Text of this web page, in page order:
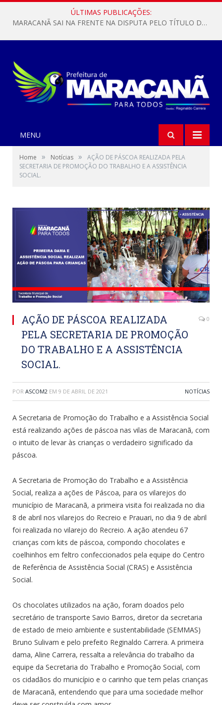
ÚLTIMAS PUBLICAÇÕES:
MARACANÃ SAI NA FRENTE NA DISPUTA PELO TÍTULO DA COPA PARÁ SUB-17!
MENU
Home » Notícias »
AÇÃO DE PÁSCOA REALIZADA PELA
SECRETARIA DE PROMOÇÃO DO TRABALHO E A ASSISTÊNCIA
SOCIAL.
AÇÃO DE PÁSCOA REALIZADA
PELA SECRETARIA DE PROMOÇÃO
DO TRABALHO E A ASSISTÊNCIA
SOCIAL.
0
POR ASCOM2 EM 9 DE ABRIL DE 2021 NOTÍCIAS
A Secretaria de Promoção do Trabalho e a Assistência Social
está realizando ações de páscoa nas vilas de Maracanã, com
o intuito de levar às crianças o verdadeiro significado da
páscoa.
A Secretaria de Promoção do Trabalho e a Assistência
Social, realiza a ações de Páscoa, para os vilarejos do
município de Maracanã, a primeira visita foi realizada no dia
8 de abril nos vilarejos do Recreio e Prauari, no dia 9 de abril
foi realizada no vilarejo do Recreio. A ação atendeu 67
crianças com kits de páscoa, compondo chocolates e
coelhinhos em feltro confeccionados pela equipe do Centro
de Referência de Assistência Social (CRAS) e Assistência
Social.
Os chocolates utilizados na ação, foram doados pelo
secretário de transporte Savio Barros, diretor da secretaria
de estado de meio ambiente e sustentabilidade (SEMMAS)
Bruno Sulivam e pelo prefeito Reginaldo Carrera. A primeira
dama, Aline Carrera, ressalta a relevância do trabalho da
equipe da Secretaria do Trabalho e Promoção Social, com
os cidadãos do município e o carinho que tem pelas crianças
de Maracanã, entendendo que para uma sociedade melhor